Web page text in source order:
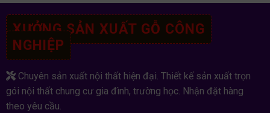
XƯỞNG SẢN XUẤT GỖ CÔNG
NGHIỆP
Chuyên sản xuất nội thất hiện đại. Thiết kế sản xuất trọn
gói nội thất chung cư gia đình, trường học. Nhận đặt hàng
theo yêu cầu.